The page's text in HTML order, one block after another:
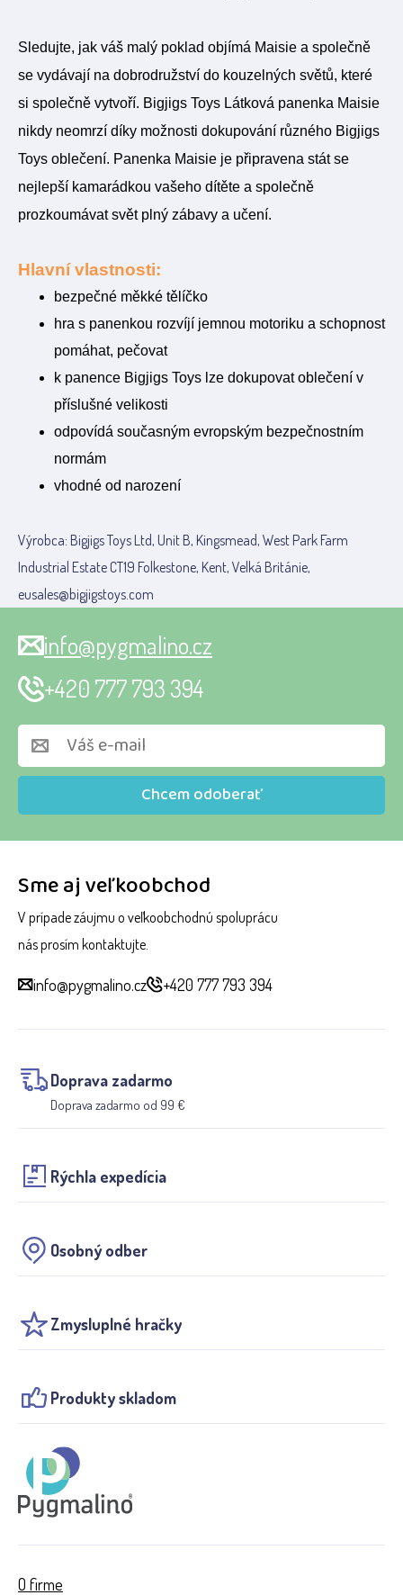
Sledujte, jak váš malý poklad objímá Maisie a společně
se vydávají na dobrodružství do kouzelných světů, které
si společně vytvoří. Bigjigs Toys Látková panenka Maisie
nikdy neomrzí díky možnosti dokupování různého Bigjigs
Toys oblečení. Panenka Maisie je připravena stát se
nejlepší kamarádkou vašeho dítěte a společně
prozkoumávat svět plný zábavy a učení.
Hlavní vlastnosti:
bezpečné měkké tělíčko
hra s panenkou rozvíjí jemnou motoriku a schopnost
pomáhat, pečovat
k panence Bigjigs Toys lze dokupovat oblečení v
příslušné velikosti
odpovídá současným evropským bezpečnostním
normám
vhodné od narození
Výrobca: Bigjigs Toys Ltd, Unit B, Kingsmead, West Park Farm
Industrial Estate CT19 Folkestone, Kent, Velká Británie,
eusales@bigjigstoys.com
Sme aj veľkoobchod
V prípade záujmu o veľkoobchodnú spoluprácu
nás prosím kontaktujte.
info@pygmalino.cz +420 777 793 394
Doprava zadarmo
Doprava zadarmo od 99 €
Rýchla expedícia
Osobný odber
Zmysluplné hračky
Produkty skladom
Chcem odoberať
info@pygmalino.cz
+420 777 793 394
O firme